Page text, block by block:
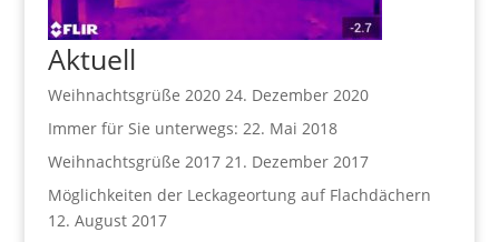
Aktuell
Weihnachtsgrüße 2020 24. Dezember 2020
Immer für Sie unterwegs: 22. Mai 2018
Weihnachtsgrüße 2017 21. Dezember 2017
Möglichkeiten der Leckageortung auf Flachdächern
12. August 2017